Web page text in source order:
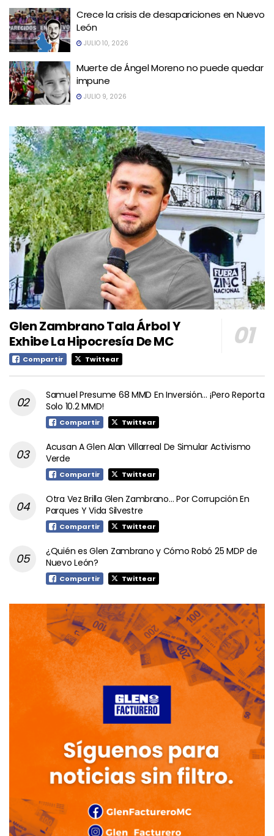
Crece la crisis de desapariciones en Nuevo
León
JULIO 10, 2026
Muerte de Ángel Moreno no puede quedar
impune
JULIO 9, 2026
Glen Zambrano Tala Árbol Y
Exhibe La Hipocresía De MC
Compartir Twittear
Samuel Presume 68 MMD En Inversión… ¡Pero Reporta
Solo 10.2 MMD!
Compartir Twittear
Acusan A Glen Alan Villarreal De Simular Activismo
Verde
Compartir Twittear
Otra Vez Brilla Glen Zambrano… Por Corrupción En
Parques Y Vida Silvestre
Compartir Twittear
¿Quién es Glen Zambrano y Cómo Robó 25 MDP de
Nuevo León?
Compartir Twittear